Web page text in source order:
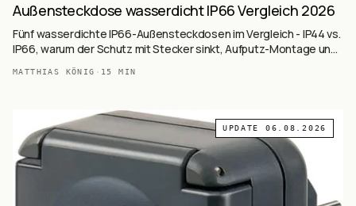
Außensteckdose wasserdicht IP66 Vergleich 2026
Fünf wasserdichte IP66-Außensteckdosen im Vergleich - IP44 vs.
IP66, warum der Schutz mit Stecker sinkt, Aufputz-Montage und
FI-Schutz im Garten erklärt.
MATTHIAS KÖNIG · 15 MIN
UPDATE 06.08.2026